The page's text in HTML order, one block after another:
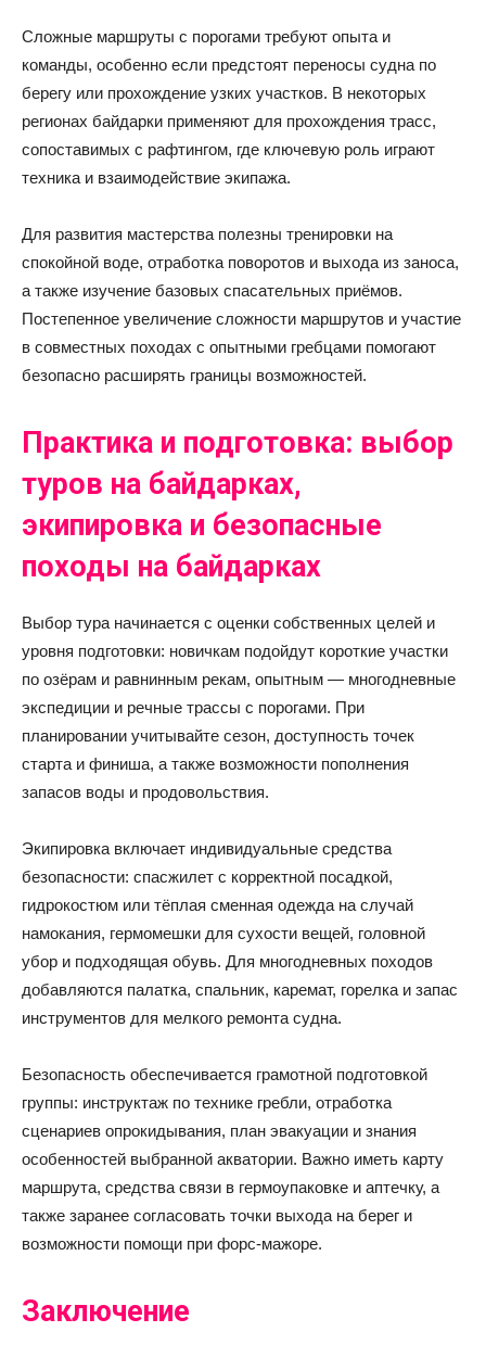
Сложные маршруты с порогами требуют опыта и
команды, особенно если предстоят переносы судна по
берегу или прохождение узких участков. В некоторых
регионах байдарки применяют для прохождения трасс,
сопоставимых с рафтингом, где ключевую роль играют
техника и взаимодействие экипажа.
Для развития мастерства полезны тренировки на
спокойной воде, отработка поворотов и выхода из заноса,
а также изучение базовых спасательных приёмов.
Постепенное увеличение сложности маршрутов и участие
в совместных походах с опытными гребцами помогают
безопасно расширять границы возможностей.
Практика и подготовка: выбор
туров на байдарках,
экипировка и безопасные
походы на байдарках
Выбор тура начинается с оценки собственных целей и
уровня подготовки: новичкам подойдут короткие участки
по озёрам и равнинным рекам, опытным — многодневные
экспедиции и речные трассы с порогами. При
планировании учитывайте сезон, доступность точек
старта и финиша, а также возможности пополнения
запасов воды и продовольствия.
Экипировка включает индивидуальные средства
безопасности: спасжилет с корректной посадкой,
гидрокостюм или тёплая сменная одежда на случай
намокания, гермомешки для сухости вещей, головной
убор и подходящая обувь. Для многодневных походов
добавляются палатка, спальник, каремат, горелка и запас
инструментов для мелкого ремонта судна.
Безопасность обеспечивается грамотной подготовкой
группы: инструктаж по технике гребли, отработка
сценариев опрокидывания, план эвакуации и знания
особенностей выбранной акватории. Важно иметь карту
маршрута, средства связи в гермоупаковке и аптечку, а
также заранее согласовать точки выхода на берег и
возможности помощи при форс‑мажоре.
Заключение